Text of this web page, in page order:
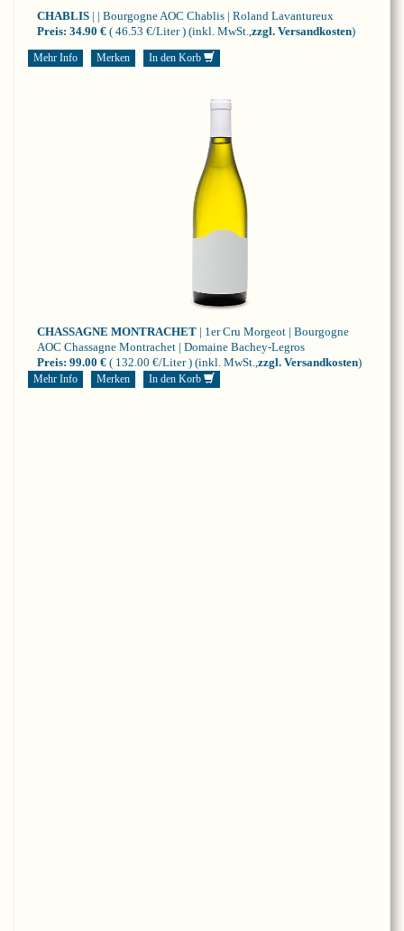
CHABLIS | | Bourgogne AOC Chablis | Roland Lavantureux
Preis: 34.90 € ( 46.53 €/Liter ) (inkl. MwSt., zzgl. Versandkosten)
Mehr Info Merken In den Korb
CHASSAGNE MONTRACHET | 1er Cru Morgeot | Bourgogne
AOC Chassagne Montrachet | Domaine Bachey-Legros
Preis: 99.00 € ( 132.00 €/Liter ) (inkl. MwSt., zzgl. Versandkosten)
Mehr Info Merken In den Korb